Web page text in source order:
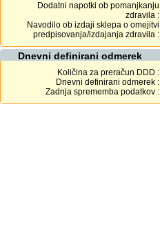
Dodatni napotki ob pomanjkanju
zdravila :
Navodilo ob izdaji sklepa o omejitvi
predpisovanja/izdajanja zdravila :
Dnevni definirani odmerek
Količina za preračun DDD :
Dnevni definirani odmerek :
Zadnja sprememba podatkov :